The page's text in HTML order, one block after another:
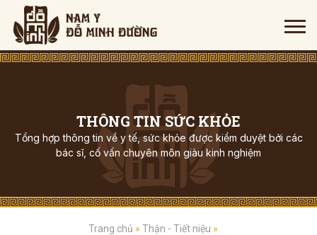
THÔNG TIN SỨC KHỎE
Tổng hợp thông tin về y tế, sức khỏe được kiểm duyệt bởi các
bác sĩ, cố vấn chuyên môn giàu kinh nghiệm
Trang chủ » Thận - Tiết niệu »